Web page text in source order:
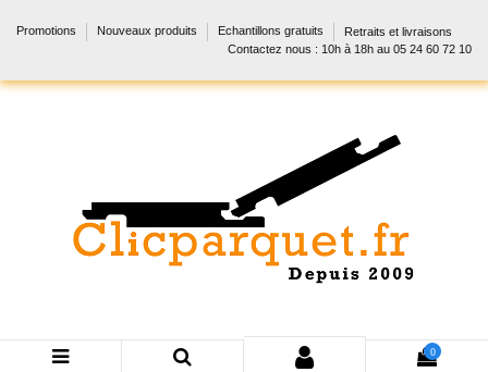
Promotions Nouveaux produits Echantillons gratuits
Retraits et livraisons
Contactez nous : 10h à 18h au 05 24 60 72 10
0